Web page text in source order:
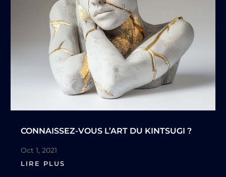
CONNAISSEZ-VOUS L’ART DU KINTSUGI ?
Oct 1, 2021
LIRE PLUS